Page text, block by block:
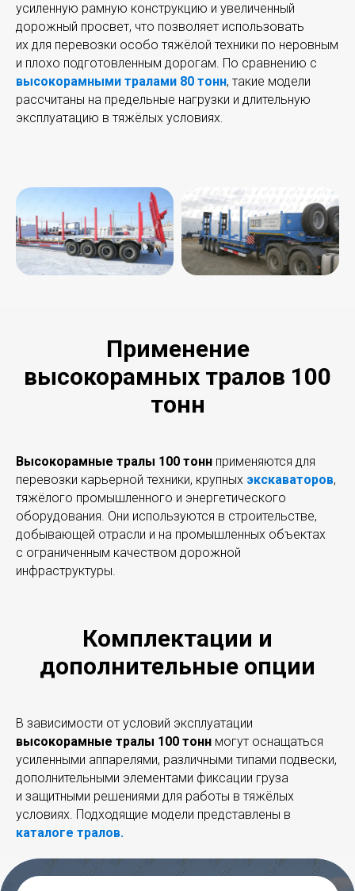
усиленную рамную конструкцию и увеличенный
дорожный просвет, что позволяет использовать
их для перевозки особо тяжёлой техники по неровным
и плохо подготовленным дорогам. По сравнению с
высокорамными тралами 80 тонн, такие модели
рассчитаны на предельные нагрузки и длительную
эксплуатацию в тяжёлых условиях.
Применение
высокорамных тралов 100
тонн
Высокорамные тралы 100 тонн применяются для
перевозки карьерной техники, крупных экскаваторов,
тяжёлого промышленного и энергетического
оборудования. Они используются в строительстве,
добывающей отрасли и на промышленных объектах
с ограниченным качеством дорожной
инфраструктуры.
Комплектации и
дополнительные опции
В зависимости от условий эксплуатации
высокорамные тралы 100 тонн могут оснащаться
усиленными аппарелями, различными типами подвески,
дополнительными элементами фиксации груза
и защитными решениями для работы в тяжёлых
условиях. Подходящие модели представлены в
каталоге тралов.